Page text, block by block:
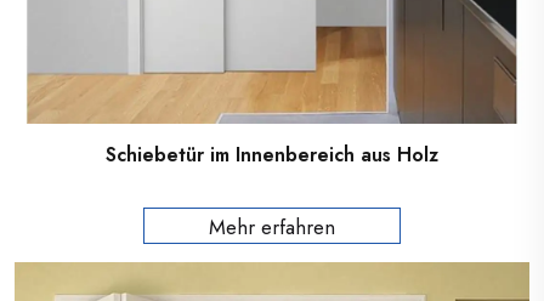
Schiebetür im Innenbereich aus Holz
Mehr erfahren